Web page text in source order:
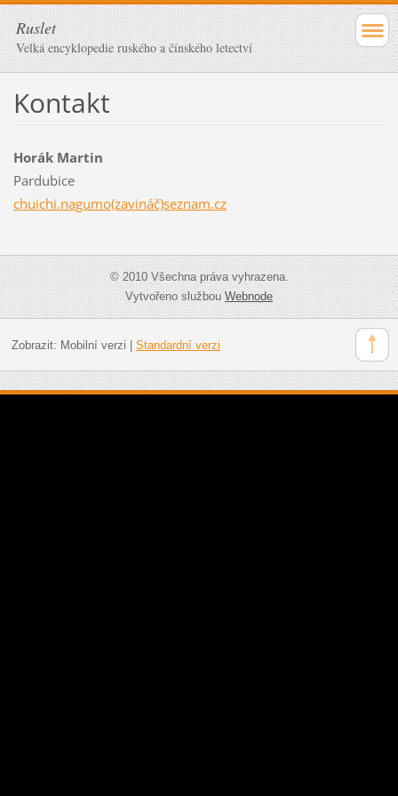
Ruslet
Velká encyklopedie ruského a čínského letectví
Kontakt
Horák Martin
Pardubice
chuichi.nagumo(zavináč)seznam.cz
© 2010 Všechna práva vyhrazena.
Vytvořeno službouWebnode
Zobrazit: Mobilní verzi Standardní verzi